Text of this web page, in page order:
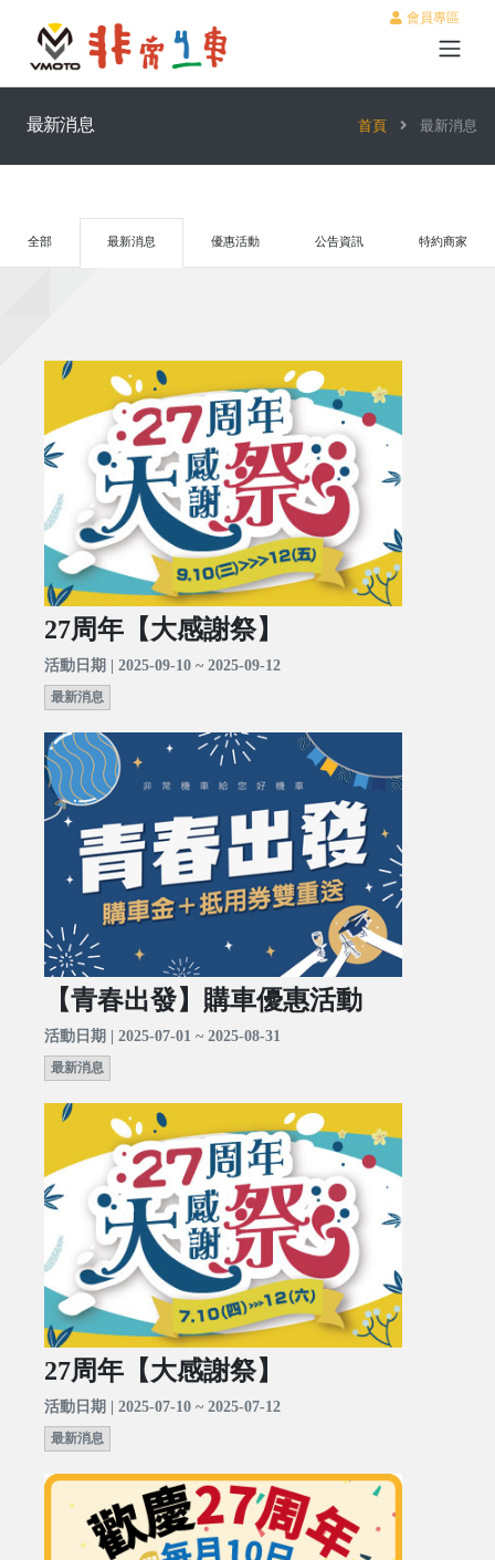
會員專區
最新消息 首頁 最新消息
全部 最新消息 優惠活動 公告資訊 特約商家
27周年【大感謝祭】
活動日期 | 2025-09-10 ~ 2025-09-12
最新消息
【青春出發】購車優惠活動
活動日期 | 2025-07-01 ~ 2025-08-31
最新消息
27周年【大感謝祭】
活動日期 | 2025-07-10 ~ 2025-07-12
最新消息